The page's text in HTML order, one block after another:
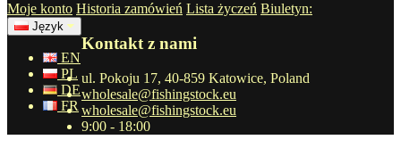
Moje konto Historia zamówień Lista życzeń Biuletyn:
Język
EN
PL
DE
FR
Kontakt z nami
ul. Pokoju 17, 40-859 Katowice, Poland
wholesale@fishingstock.eu
wholesale@fishingstock.eu
9:00 - 18:00